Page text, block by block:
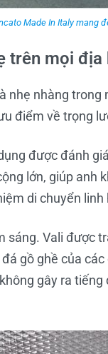
Made In Italy mang
trên mọi địa
nhẹ nhàng
điểm về trọng
được đánh
lớn, giúp anh
di chuyển
sáng. Vali được
gồ ghề của
gây ra